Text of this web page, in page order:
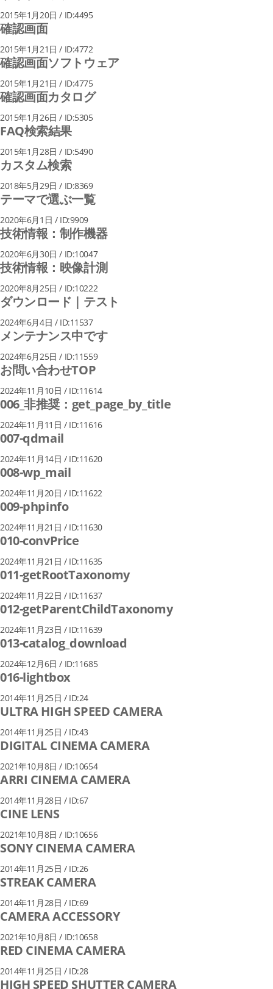
2015年1月20日 / ID:4495
確認画面
2015年1月21日 / ID:4772
確認画面ソフトウェア
2015年1月21日 / ID:4775
確認画面カタログ
2015年1月26日 / ID:5305
FAQ検索結果
2015年1月28日 / ID:5490
カスタム検索
2018年5月29日 / ID:8369
テーマで選ぶ一覧
2020年6月1日 / ID:9909
技術情報：制作機器
2020年6月30日 / ID:10047
技術情報：映像計測
2020年8月25日 / ID:10222
ダウンロード｜テスト
2024年6月4日 / ID:11537
メンテナンス中です
2024年6月25日 / ID:11559
お問い合わせTOP
2024年11月10日 / ID:11614
006_非推奨：get_page_by_title
2024年11月11日 / ID:11616
007-qdmail
2024年11月14日 / ID:11620
008-wp_mail
2024年11月20日 / ID:11622
009-phpinfo
2024年11月21日 / ID:11630
010-convPrice
2024年11月21日 / ID:11635
011-getRootTaxonomy
2024年11月22日 / ID:11637
012-getParentChildTaxonomy
2024年11月23日 / ID:11639
013-catalog_download
2024年12月6日 / ID:11685
016-lightbox
2014年11月25日 / ID:24
ULTRA HIGH SPEED CAMERA
2014年11月25日 / ID:43
DIGITAL CINEMA CAMERA
2021年10月8日 / ID:10654
ARRI CINEMA CAMERA
2014年11月28日 / ID:67
CINE LENS
2021年10月8日 / ID:10656
SONY CINEMA CAMERA
2014年11月25日 / ID:26
STREAK CAMERA
2014年11月28日 / ID:69
CAMERA ACCESSORY
2021年10月8日 / ID:10658
RED CINEMA CAMERA
2014年11月25日 / ID:28
HIGH SPEED SHUTTER CAMERA